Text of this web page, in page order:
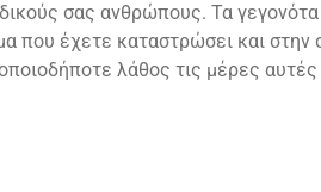
σας ανθρώπους. Τα
έχετε καταστρώσει και στην
λάθος τις μέρες